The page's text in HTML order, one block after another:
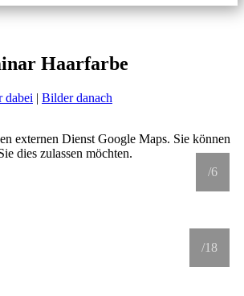
Haarfarbe
dabei | Bilder danach
/6
/18
externen Dienst Google Maps. Sie können
dies zulassen möchten.